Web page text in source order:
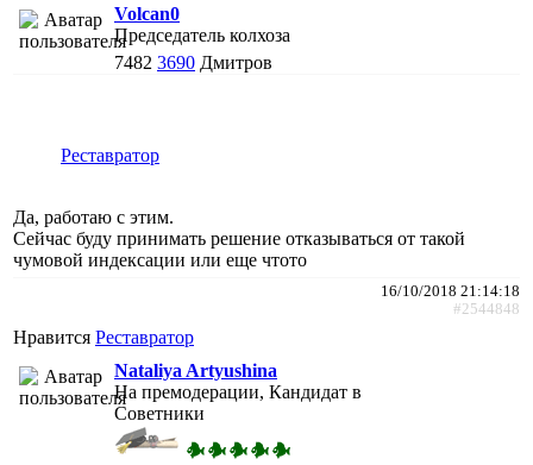
Volcan0
Председатель колхоза
7482 3690 Дмитров
Реставратор
Да, работаю с этим.
Сейчас буду принимать решение отказываться от такой
чумовой индексации или еще чтото
16/10/2018 21:14:18
#2544848
Нравится Реставратор
Nataliya Artyushina
На премодерации, Кандидат в
Советники